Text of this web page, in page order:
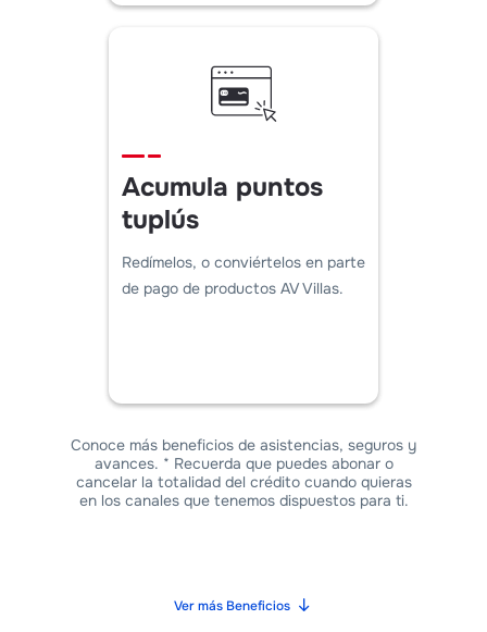
Acumula puntos
tuplús
Redímelos, o conviértelos en parte
de pago de productos AV Villas.
Conoce más beneficios de asistencias, seguros y
avances. * Recuerda que puedes abonar o
cancelar la totalidad del crédito cuando quieras
en los canales que tenemos dispuestos para ti.
Ver más Beneficios